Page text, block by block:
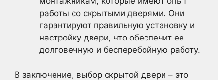
работы со скрытыми дверями. Они
гарантируют правильную установку и
настройку двери, что обеспечит ее
долговечную и бесперебойную работу.
В заключение, выбор скрытой двери – это